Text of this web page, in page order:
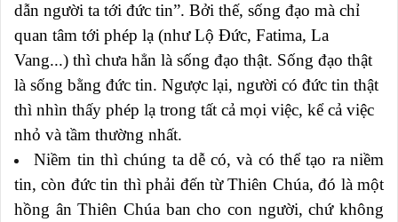
dẫn người ta tới đức tin”. Bởi thế, sống đạo mà chỉ
quan tâm tới phép lạ (như Lộ Đức, Fatima, La
Vang...) thì chưa hẳn là sống đạo thật. Sống đạo thật
là sống bằng đức tin. Ngược lại, người có đức tin thật
thì nhìn thấy phép lạ trong tất cả mọi việc, kể cả việc
nhỏ và tầm thường nhất.
Niềm tin thì chúng ta dễ có, và có thể tạo ra niềm
tin, còn đức tin thì phải đến từ Thiên Chúa, đó là một
hồng ân Thiên Chúa ban cho con người, chứ không